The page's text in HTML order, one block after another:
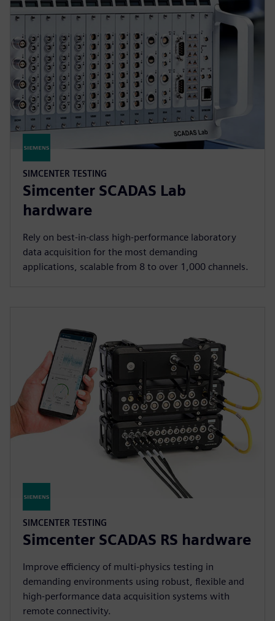
SIMCENTER TESTING
Simcenter SCADAS Lab
hardware
Rely on best-in-class high-performance laboratory
data acquisition for the most demanding
applications, scalable from 8 to over 1,000 channels.
SIMCENTER TESTING
Simcenter SCADAS RS hardware
Improve efficiency of multi-physics testing in
demanding environments using robust, flexible and
high-performance data acquisition systems with
remote connectivity.